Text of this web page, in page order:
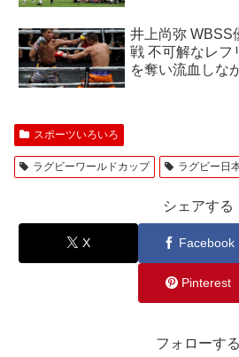
井上尚弥 WBSS
戦 不可解なレフ
を奪い流血しな
スポーツいろいろ
ラグビーワールドカップ ラグビー日
シェアする
X Facebook
Pinterest
フォローする